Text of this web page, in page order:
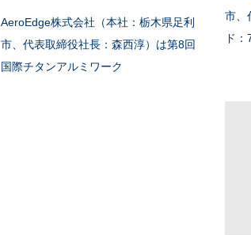
AeroEdge株式会社（本社：栃木県足利
市、代表取締役社長：森西淳）は第8回
国際チタンアルミワーク
市、
ド